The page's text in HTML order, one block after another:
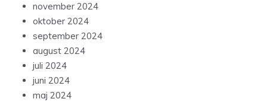
november 2024
oktober 2024
september 2024
august 2024
juli 2024
juni 2024
maj 2024